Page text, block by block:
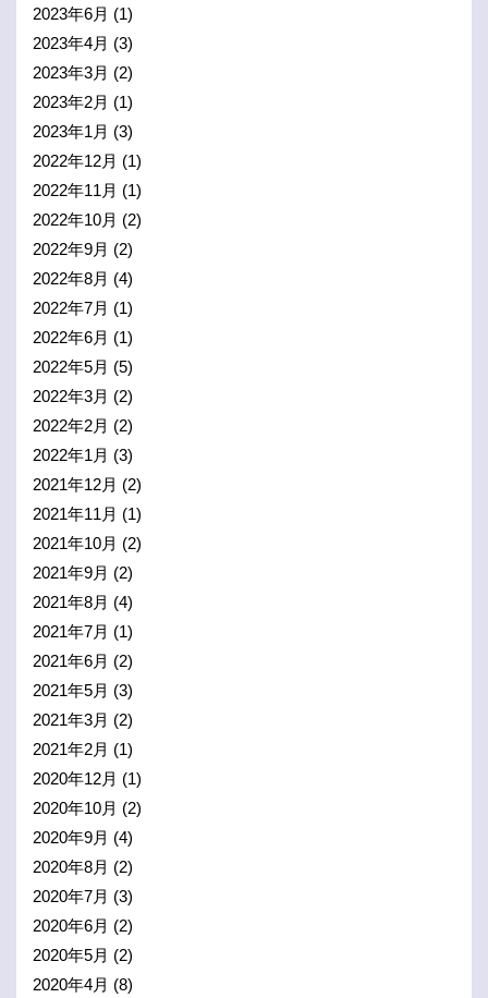
2023年6月 (1)
2023年4月 (3)
2023年3月 (2)
2023年2月 (1)
2023年1月 (3)
2022年12月 (1)
2022年11月 (1)
2022年10月 (2)
2022年9月 (2)
2022年8月 (4)
2022年7月 (1)
2022年6月 (1)
2022年5月 (5)
2022年3月 (2)
2022年2月 (2)
2022年1月 (3)
2021年12月 (2)
2021年11月 (1)
2021年10月 (2)
2021年9月 (2)
2021年8月 (4)
2021年7月 (1)
2021年6月 (2)
2021年5月 (3)
2021年3月 (2)
2021年2月 (1)
2020年12月 (1)
2020年10月 (2)
2020年9月 (4)
2020年8月 (2)
2020年7月 (3)
2020年6月 (2)
2020年5月 (2)
2020年4月 (8)